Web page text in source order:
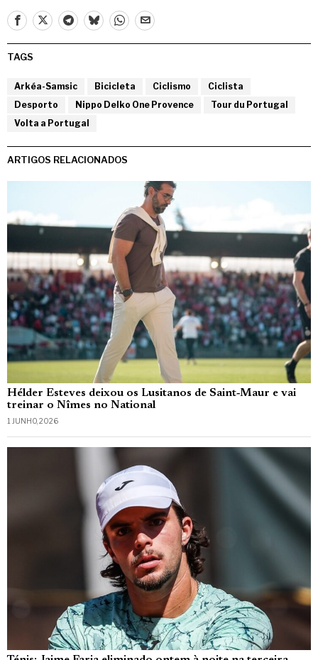
TAGS
Arkéa-Samsic Bicicleta Ciclismo
Ciclista
Desporto
Nippo Delko One Provence
Tour du Portugal
Volta a Portugal
ARTIGOS RELACIONADOS
Hélder Esteves deixou os Lusitanos de Saint‑Maur e vai
treinar o Nîmes no National
1 JUNHO, 2026